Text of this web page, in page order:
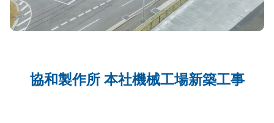
協和製作所 本社機械工場新築工事